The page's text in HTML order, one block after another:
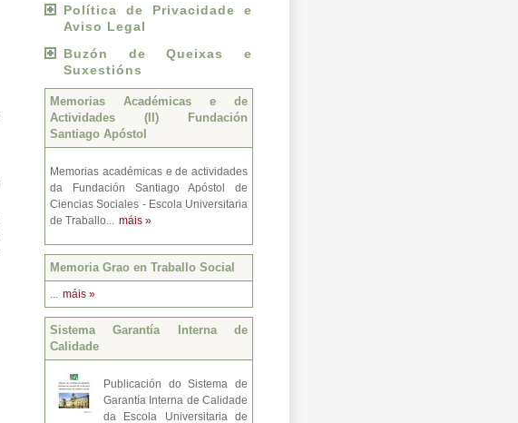
Política de Privacidade e
Aviso Legal
Buzón de Queixas e
Suxestións
Memorias Académicas e de
Actividades (II) Fundación
Santiago Apóstol
Memorias académicas e de actividades
da Fundación Santiago Apóstol de
Ciencias Sociales - Escola Universitaria
de Traballo... máis »
Memoria Grao en Traballo Social
... máis »
Sistema Garantía Interna de
Calidade
Publicación do Sistema de
Garantía Interna de Calidade
da Escola Universitaria de